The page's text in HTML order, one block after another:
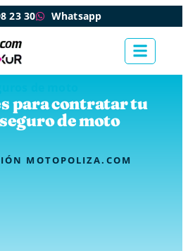
23 30 Whatsapp
para contratar tu
de moto
MOTOPOLIZA.COM